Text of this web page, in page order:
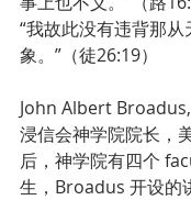
“我故此没有违背那
象。”（徒26:19）
John Albert
浸信会神学院院长，
后，神学院有四个
生，Broadus 开设的